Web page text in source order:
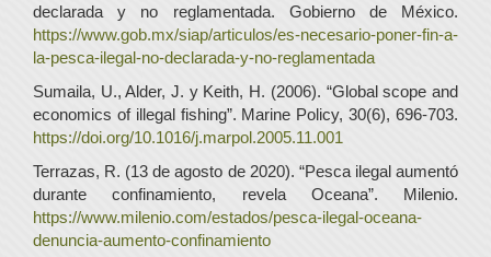
declarada y no reglamentada. Gobierno de México.
https://www.gob.mx/siap/articulos/es-necesario-poner-fin-a-
la-pesca-ilegal-no-declarada-y-no-reglamentada
Sumaila, U., Alder, J. y Keith, H. (2006). “Global scope and
economics of illegal fishing”. Marine Policy, 30(6), 696-703.
https://doi.org/10.1016/j.marpol.2005.11.001
Terrazas, R. (13 de agosto de 2020). “Pesca ilegal aumentó
durante confinamiento, revela Oceana”. Milenio.
https://www.milenio.com/estados/pesca-ilegal-oceana-
denuncia-aumento-confinamiento